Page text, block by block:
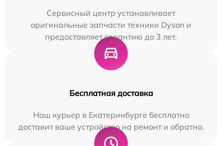
Сервисный центр устанавливает
оригинальные запчасти техники Dyson и
предоставляет гарантию до 3 лет.
Бесплатная доставка
Наш курьер в Екатеринбурге бесплатно
доставит ваше устройство на ремонт и обратно.